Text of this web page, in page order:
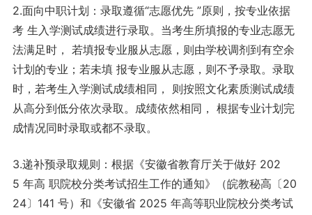
2.面向中职计划：录取遵循“志愿优先 ”原则，按专业依据
考 生入学测试成绩进行录取。当考生所填报的专业志愿无
法满足时， 若填报专业服从志愿，则由学校调剂到有空余
计划的专业；若未填 报专业服从志愿，则不予录取。录取
时，若考生入学测试成绩相同， 则按照文化素质测试成绩
从高分到低分依次录取。成绩依然相同， 根据专业计划完
成情况同时录取或都不录取。
3.递补预录取规则：根据《安徽省教育厅关于做好 202
5 年高 职院校分类考试招生工作的通知》（皖教秘高〔20
24〕141 号）和《安徽省 2025 年高等职业院校分类考试